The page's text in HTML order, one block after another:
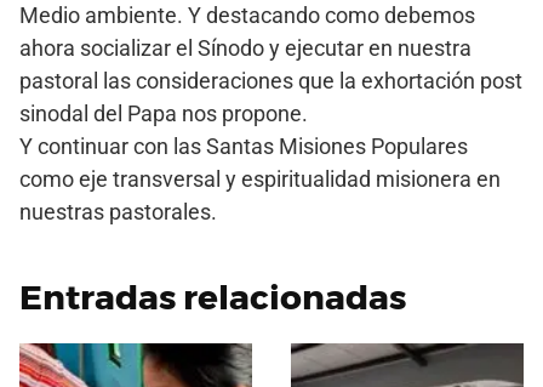
Medio ambiente. Y destacando como debemos
ahora socializar el Sínodo y ejecutar en nuestra
pastoral las consideraciones que la exhortación post
sinodal del Papa nos propone.
Y continuar con las Santas Misiones Populares
como eje transversal y espiritualidad misionera en
nuestras pastorales.
Entradas relacionadas